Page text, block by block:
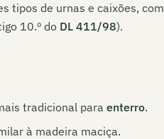
tipos de urnas e caixões, com
10.º do DL 411/98).
tradicional para enterro.
à madeira maciça.